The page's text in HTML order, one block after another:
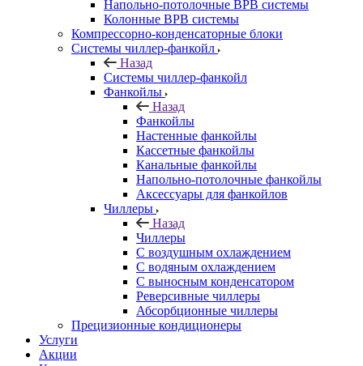
Напольно-потолочные ВРВ системы
Колонные ВРВ системы
Компрессорно-конденсаторные блоки
Системы чиллер-фанкойл
Назад
Системы чиллер-фанкойл
Фанкойлы
Назад
Фанкойлы
Настенные фанкойлы
Кассетные фанкойлы
Канальные фанкойлы
Напольно-потолочные фанкойлы
Аксессуары для фанкойлов
Чиллеры
Назад
Чиллеры
С воздушным охлаждением
С водяным охлаждением
С выносным конденсатором
Реверсивные чиллеры
Абсорбционные чиллеры
Прецизионные кондиционеры
Услуги
Акции